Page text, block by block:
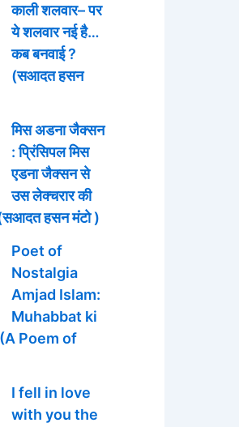
काली शलवार– पर
ये शलवार नई है…
कब बनवाई ?
(सआदत हसन
मिस अडना जैक्सन
: प्रिंसिपल मिस
एडना जैक्सन से
उस लेक्चरार की
(सआदत हसन मंटो )
Poet of
Nostalgia
Amjad Islam:
Muhabbat ki
Poem of
I fell in love
with you the